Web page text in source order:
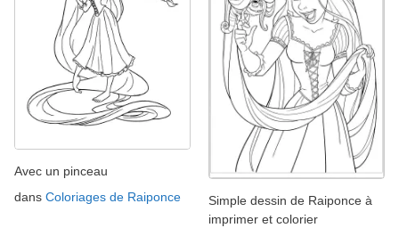
Avec un pinceau
dans Coloriages de Raiponce
Simple dessin de Raiponce à
imprimer et colorier